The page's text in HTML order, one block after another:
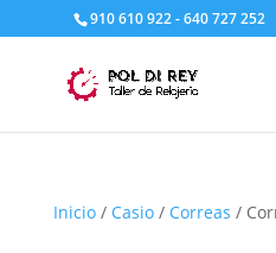
910 610 922 - 640 727 252
Inicio/ Casio/ Correas /